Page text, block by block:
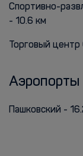
Спортивно-
- 10.6 км
Торговый
Аэропорты
Пашковский -